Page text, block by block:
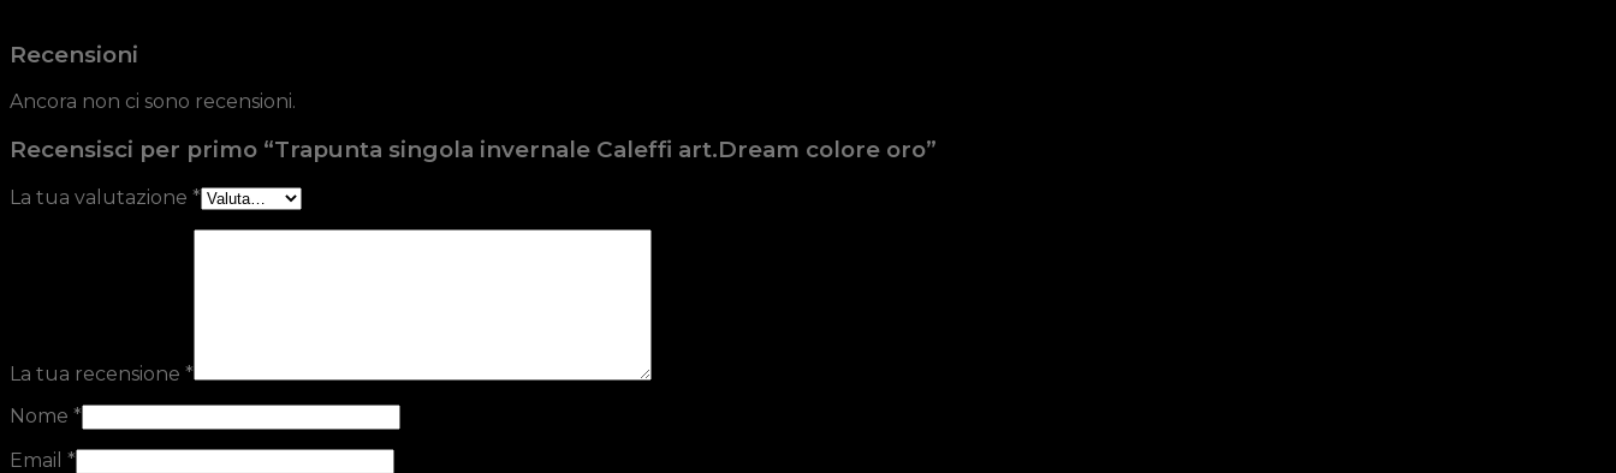
Recensioni
Ancora non ci sono recensioni.
Recensisci per primo “Trapunta singola invernale Caleffi art.Dream colore oro”
La tua valutazione *
La tua recensione *
Nome *
Email *